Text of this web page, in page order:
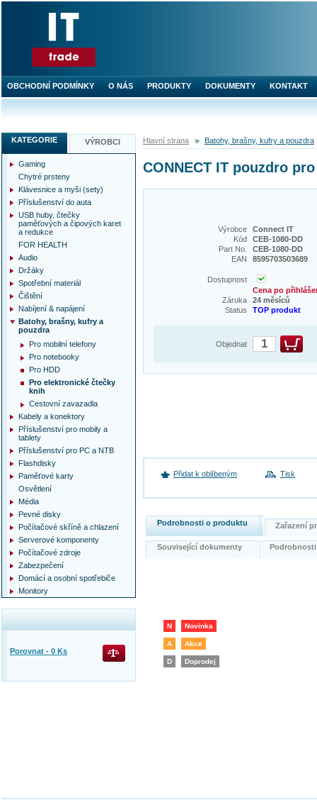
Hlavní strana Batohy, brašny, kufry a pouzdra
CONNECT IT pouzdro
Výrobce
Connect IT
Kód
CEB-1080-DD
Part No.
CEB-1080-DD
EAN
8595703503689
Dostupnost
Cena po
Záruka
24 měsíců
Status
TOP produkt
Objednat
Přidat k oblíbeným Tisk
Podrobnosti o produktu Zařazení
Související dokumenty
N Novinka
A Akce
D Doprodej
KATEGORIE VÝROBCI
Gaming
Chytré prsteny
Klávesnice a myši (sety)
Příslušenství do auta
USB huby, čtečky
paměťových a čipových karet
a redukce
FOR HEALTH
Audio
Držáky
Spotřební materiál
Čištění
Nabíjení & napájení
Batohy, brašny, kufry a
pouzdra
Pro mobilní telefony
Pro notebooky
Pro HDD
Pro elektronické čtečky
knih
Cestovní zavazadla
Kabely a konektory
Příslušenství pro mobily a
tablety
Příslušenství pro PC a NTB
Flashdisky
Paměťové karty
Osvětlení
Média
Pevné disky
Počítačové skříně a chlazení
Serverové komponenty
Počítačové zdroje
Zabezpečení
Domácí a osobní spotřebiče
Monitory
Porovnat - 0 Ks
OBCHODNÍ PODMÍNKY O NÁS PRODUKTY DOKUMENTY KONTAKT